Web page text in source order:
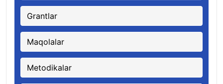
Grantlar
Maqolalar
Metodikalar